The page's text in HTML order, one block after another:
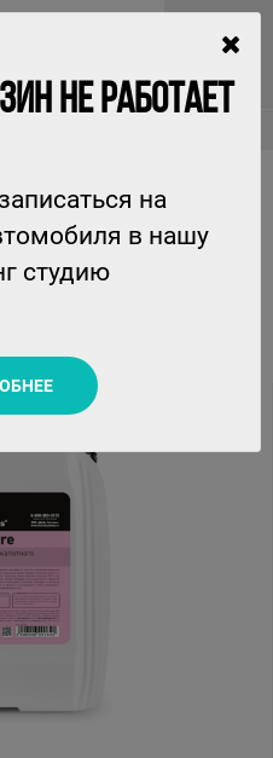
ПОДКАПОТНОГО
5 Л
НЕ РАБОТАЕТ
на
в нашу
студию